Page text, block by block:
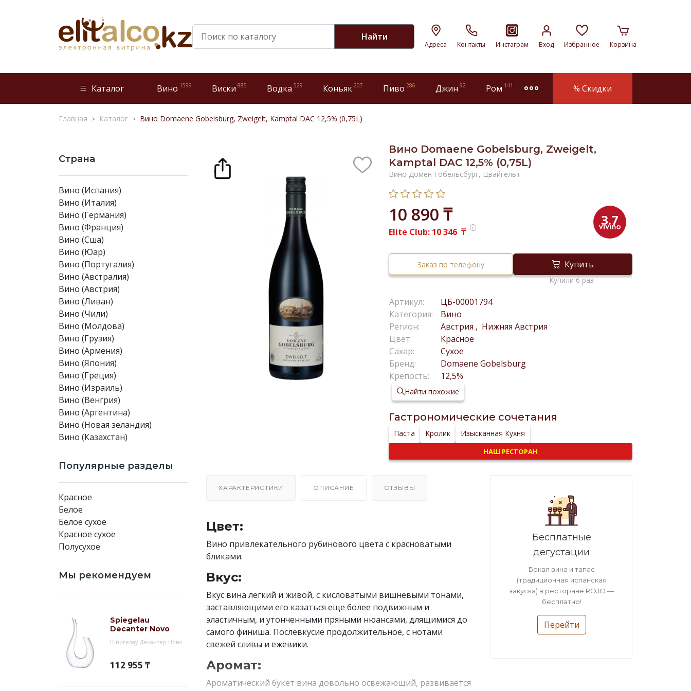
Найти
Адреса Контакты Инстаграм Вход Избранное Корзина
Каталог Вино 1599 Виски 885 Водка 529 Коньяк 207 Пиво 286 Джин 92 Ром 141 more % Скидки
Главная Каталог Вино Domaene Gobelsburg, Zweigelt, Kamptal DAC 12,5% (0,75L)
Страна
Вино (Испания)
Вино (Италия)
Вино (Германия)
Вино (Франция)
Вино (Сша)
Вино (Юар)
Вино (Португалия)
Вино (Австралия)
Вино (Австрия)
Вино (Ливан)
Вино (Чили)
Вино (Молдова)
Вино (Грузия)
Вино (Армения)
Вино (Япония)
Вино (Греция)
Вино (Израиль)
Вино (Венгрия)
Вино (Аргентина)
Вино (Новая зеландия)
Вино (Казахстан)
Популярные разделы
Красное
Белое
Белое сухое
Красное сухое
Полусухое
Мы рекомендуем
Spiegelau
Decanter Novo
Шпигелау Декантер Ново
112 955 ₸
Вино Domaene Gobelsburg, Zweigelt,
Kamptal DAC 12,5% (0,75L)
Вино Домен Гобельсбург, Цвайгельт
10 890 ₸
Elite Club: 10 346 ₸
3.7
Заказ по телефону Купить
Купили 6 раз
Артикул:
ЦБ-00001794
Категория:
Вино
Регион:
Австрия , Нижняя Австрия
Цвет:
Красное
Сахар:
Сухое
Бренд:
Domaene Gobelsburg
Крепость:
12,5%
Найти похожие
Гастрономические сочетания
Паста Кролик Изысканная Кухня
НАШ РЕСТОРАН
ХАРАКТЕРИСТИКИ ОПИСАНИЕ ОТЗЫВЫ
Цвет:
Вино привлекательного рубинового цвета с красноватыми
бликами.
Вкус:
Вкус вина легкий и живой, с кисловатыми вишневыми тонами,
заставляющими его казаться еще более подвижным и
эластичным, и утонченными пряными нюансами, длящимися до
самого финиша. Послевкусие продолжительное, с нотами
свежей сливы и ежевики.
Аромат:
Ароматический букет вина довольно освежающий, развивается
Бесплатные
дегустации
Бокал вина и тапас
(традиционная испанская
закуска) в ресторане ROJO —
бесплатно!
Перейти